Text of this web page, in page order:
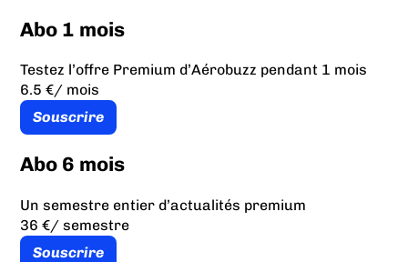
Abo 1 mois
Testez l’offre Premium d’Aérobuzz pendant 1 mois
6.5 €/ mois
Souscrire
Abo 6 mois
Un semestre entier d’actualités premium
36 €/ semestre
Souscrire